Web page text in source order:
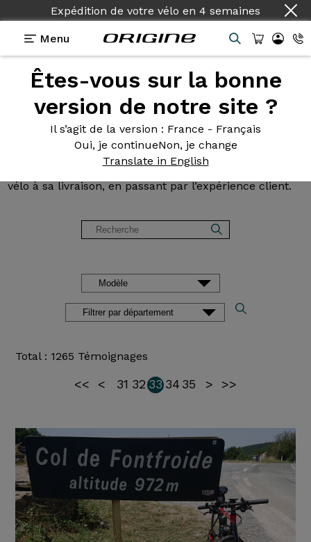
Expédition de votre vélo en 4 semaines
Pays : Français
Menu
Êtes-vous sur la bonne
version de notre site ?
Il s’agit de la version : France - Français
Oui, je continueNon, je change
Translate in English
Avis ettémoignages des
clients Origine
Lisez les avis sur nos vélos de Route, Gravel, VTT et
vélo à sa livraison, en passant par l’expérience client.
Total : 1265 Témoignages
<< < 31 32 33 34 35 > >>